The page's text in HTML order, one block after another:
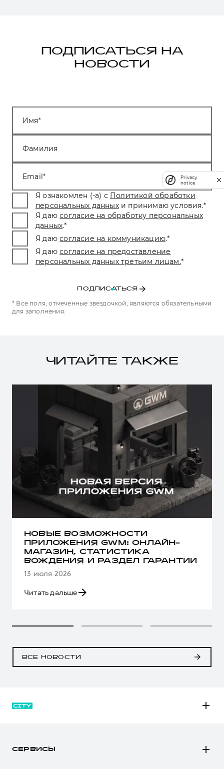
ПОДПИСАТЬСЯ НА
НОВОСТИ
Имя
Фамилия
Email
Я ознакомлен (-а) с Политикой обработки
персональных данных и принимаю условия.*
Я даю согласие на обработку персональных
данных.*
Я даю согласие на коммуникацию.*
Я даю согласие на предоставление
персональных данных третьим лицам.*
ПОДПИСАТЬСЯ
* Все поля, отмеченные звездочкой, являются обязательными
для заполнения.
ЧИТАЙТЕ ТАКЖЕ
НОВЫЕ ВОЗМОЖНОСТИ
ПРИЛОЖЕНИЯ GWM: ОНЛАЙН-
МАГАЗИН, СТАТИСТИКА
ВОЖДЕНИЯ И РАЗДЕЛ ГАРАНТИИ
13 июля 2026
Читать дальше
ВСЕ НОВОСТИ
СЕРВИСЫ
Privacy
notice